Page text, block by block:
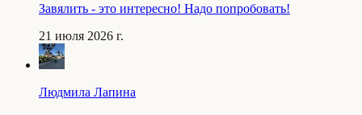
Завялить - это интересно! Надо попробовать!
21 июля 2026 г.
Людмила Лапина